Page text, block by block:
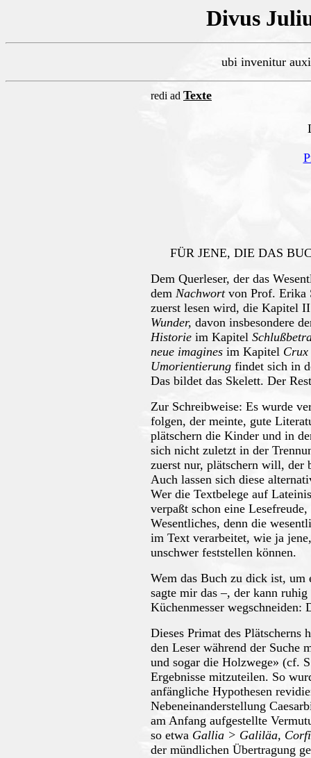
Divus
ubi invenitur
redi ad Texte
FÜR JENE, DIE DAS
Dem Querleser, der das
dem Nachwortvon Prof. Erika
zuerst lesen wird, die Kapitel
Wunder, davon insbesondere
Historie im Kapitel
neue imagines im Kapitel Crux
Umorientierung findet sich in
Das bildet das Skelett. Der
Zur Schreibweise: Es wurde
folgen, der meinte, gute
plätschern die Kinder und in
sich nicht zuletzt in der
zuerst nur, plätschern will, der
Auch lassen sich diese
Wer die Textbelege auf
verpaßt schon eine
Wesentliches, denn die
im Text verarbeitet, wie ja
unschwer feststellen können.
Wem das Buch zu dick ist, um
sagte mir das –, der kann
Küchenmesser wegschneiden:
Dieses Primat des
den Leser während der Suche
und sogar die Holzwege» (cf.
Ergebnisse mitzuteilen. So
anfängliche Hypothesen
Nebeneinanderstellung
am Anfang aufgestellte
so etwa Gallia > Galiläa,
der mündlichen Übertragung